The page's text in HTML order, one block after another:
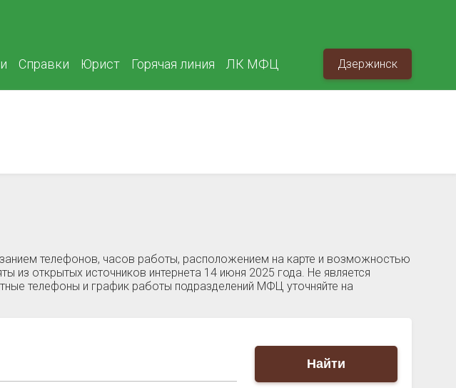
Справки Юрист Горячая линия ЛК МФЦ Дзержинск
телефонов, часов работы, расположением на карте и возможностью
из открытых источников интернета 14 июня 2025 года. Не является
телефоны и график работы подразделений МФЦ уточняйте на
Найти